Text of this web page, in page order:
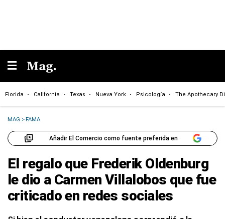
Florida California Texas Nueva York Psicología The Apothecary
MAG >FAMA
Añadir El Comercio como fuente preferida en
El regalo que Frederik Oldenburg
le dio a Carmen Villalobos que fue
criticado en redes sociales